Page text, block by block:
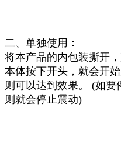
二、单独使用：
将本产品的内包装撕开
本体按下开头，就会开
则可以达到效果。 (如要
则就会停止震动)